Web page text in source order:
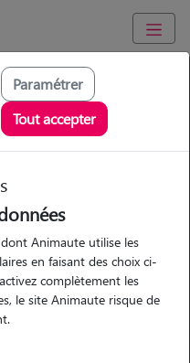
chez le
Promenades
Visites
Promenades
Visites
Paramétrer
Tout accepter
Animaute utilise les
en faisant des choix ci-
complètement les
le site Animaute risque de